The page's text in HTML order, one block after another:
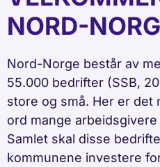
NORD-
Nord-Norge består av
55.000 bedrifter (SSB,
store og små. Her er det
ord mange arbeidsgivere
Samlet skal disse
kommunene investere